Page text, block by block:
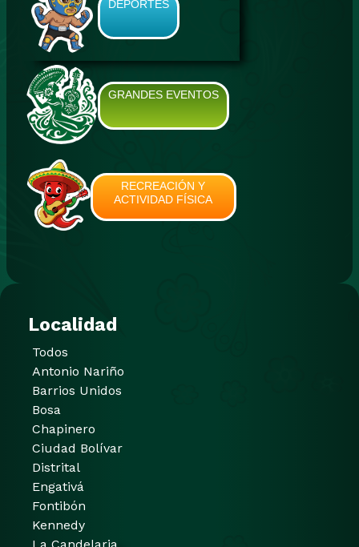
Localidad
Todos
Antonio Nariño
Barrios Unidos
Bosa
Chapinero
Ciudad Bolívar
Distrital
Engativá
Fontibón
Kennedy
DEPORTES
GRANDES EVENTOS
RECREACIÓN Y
ACTIVIDAD FÍSICA